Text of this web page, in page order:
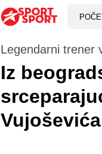
Legendarni trener
Iz
Vujoševića